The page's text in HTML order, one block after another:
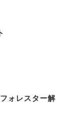
ォレスター解